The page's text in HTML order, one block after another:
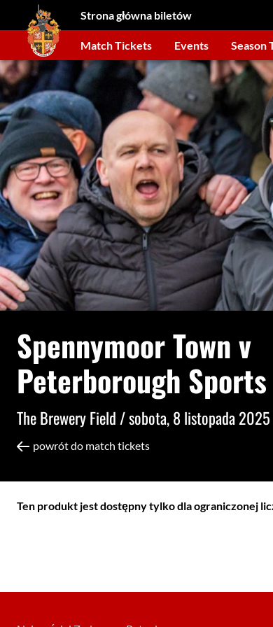
Strona główna biletów
Match Tickets Events Season
Spennymoor Town v
Peterborough Sports
The Brewery Field /sobota, 8 listopada
powrót do match tickets
Ten produkt jest dostępny tylko dla ograniczonej